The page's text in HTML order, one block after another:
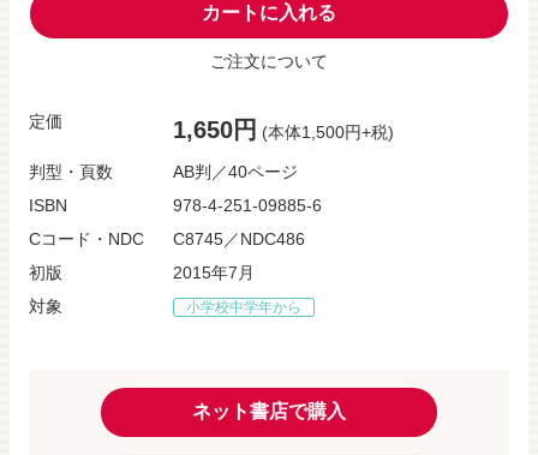
カートに入れる
ご注文について
定価 1,650円 (本体1,500円+税)
判型・頁数
AB判／40ページ
ISBN
978-4-251-09885-6
Cコード・NDC
C8745／NDC486
初版
2015年7月
対象
小学校中学年から
ネット書店で購入